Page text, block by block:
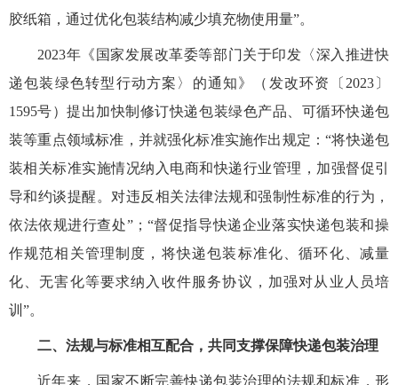
胶纸箱，通过优化包装结构减少填充物使用量”。
2023年《国家发展改革委等部门关于印发〈深入推进快
递包装绿色转型行动方案〉的通知》（发改环资〔2023〕
1595号）提出加快制修订快递包装绿色产品、可循环快递包
装等重点领域标准，并就强化标准实施作出规定：“将快递包
装相关标准实施情况纳入电商和快递行业管理，加强督促引
导和约谈提醒。对违反相关法律法规和强制性标准的行为，
依法依规进行查处”；“督促指导快递企业落实快递包装和操
作规范相关管理制度，将快递包装标准化、循环化、减量
化、无害化等要求纳入收件服务协议，加强对从业人员培
训”。
二、法规与标准相互配合，共同支撑保障快递包装治理
近年来，国家不断完善快递包装治理的法规和标准，形